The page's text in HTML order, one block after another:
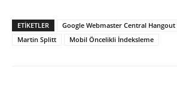
ETIKETLER Google Webmaster Central Hangout
Martin Splitt
Mobil Öncelikli İndeksleme